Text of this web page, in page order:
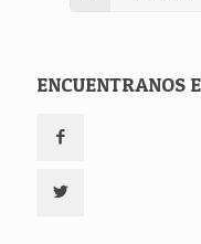
ENCUENTRANOS